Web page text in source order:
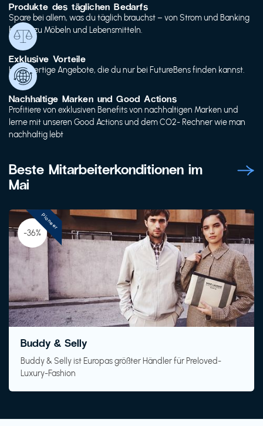
Produkte des täglichen Bedarfs
Spare bei allem, was du täglich brauchst – von Strom und Banking
bis hin zu Möbeln und Lebensmitteln.
Exklusive Vorteile
Hochwertige Angebote, die du nur bei FutureBens finden kannst.
Nachhaltige Marken und Good Actions
Profitiere von exklusiven Benefits von nachhaltigen Marken und
lerne mit unseren Good Actions und dem CO2- Rechner wie man
nachhaltig lebt
Beste Mitarbeiterkonditionen im
Mai
-36%
Buddy & Selly
Buddy & Selly ist Europas größter Händler für Preloved-
Luxury-Fashion
Pioneer